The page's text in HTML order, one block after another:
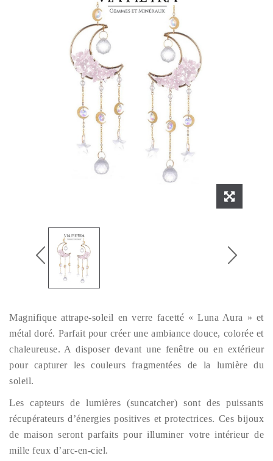
Magnifique attrape-soleil en verre facetté « Luna Aura » et
métal doré. Parfait pour créer une ambiance douce, colorée et
chaleureuse. A disposer devant une fenêtre ou en extérieur
pour capturer les couleurs fragmentées de la lumière du
soleil.
Les capteurs de lumières (suncatcher) sont des puissants
récupérateurs d’énergies positives et protectrices. Ces bijoux
de maison seront parfaits pour illuminer votre intérieur de
mille feux d’arc-en-ciel.